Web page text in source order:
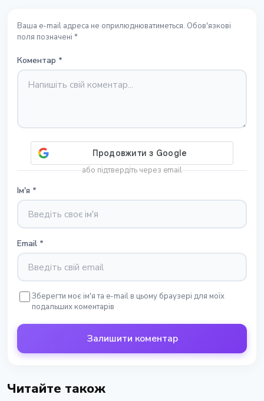
Ваша e-mail адреса не оприлюднюватиметься. Обов'язкові
поля позначені *
Коментар *
або підтвердіть через email
Ім'я *
Email *
Зберегти моє ім'я та e-mail в цьому браузері для моїх
подальших коментарів
Залишити коментар
Читайте також